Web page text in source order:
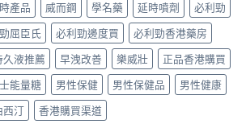
產品 威而鋼 學名藥 延時噴劑
必利勁
屈臣氏 必利勁邊度買
必利勁香港藥房
久液推薦 早洩改善 樂威壯
正品香港購買
能量糖 男性保健 男性保健品
男性健康
西汀 香港購買渠道